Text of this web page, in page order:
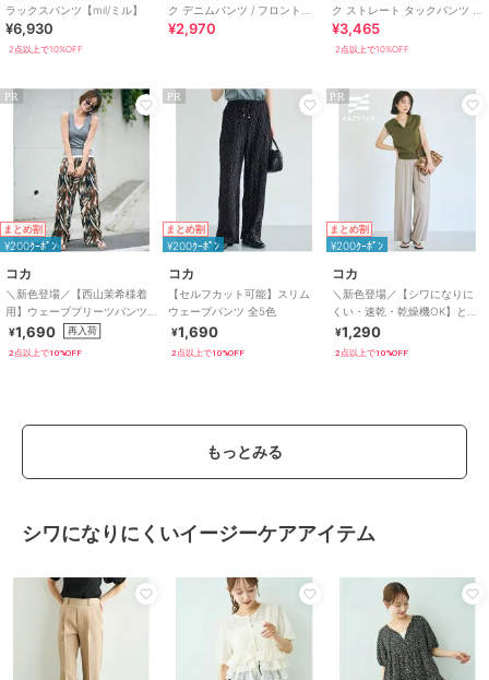
ライフスタイル/マリン・プール
/フィットネス・ヨガ
ラックスパンツ【mil/ミル】
¥6,930
2点以上で10%OFF
ク デニムパンツ / フロントス
テッチパンツ 【mil/ミル】
¥2,970
ク ストレート タックパンツ /
セットアップ【mil/ミル】
¥3,465
2点以上で10%OFF
PR
まとめ割
¥200ｸｰﾎﾟﾝ
コカ
＼新色登場／【西山茉希様着
用】ウェーブプリーツパンツ
全12色 / セルフカット可能
¥1,690 再入荷
2点以上で10%OFF
PR
まとめ割
¥200ｸｰﾎﾟﾝ
コカ
【セルフカット可能】スリム
ウェーブパンツ 全5色
¥1,690
2点以上で10%OFF
PR
まとめ割
¥200ｸｰﾎﾟﾝ
コカ
＼新色登場／【シワになりに
くい・速乾・乾燥機OK】とろ
みリブリラックスパンツ 全4色
¥1,290
2点以上で10%OFF
もっとみる
シワになりにくいイージーケアアイテム